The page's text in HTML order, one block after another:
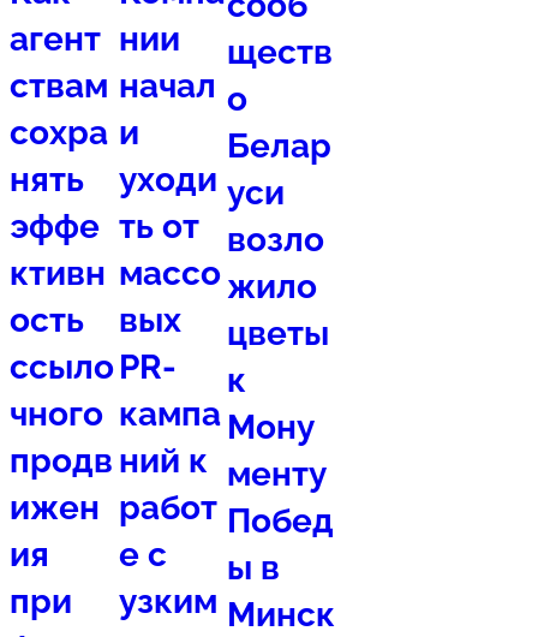
агент
ствам
сохра
нять
эффе
ктивн
ость
ссыло
чного
продв
ижен
ия
при
нии
начал
и
уходи
ть от
массо
вых
PR-
кампа
ний к
работ
е с
узким
ществ
о
Белар
уси
возло
жило
цветы
к
Мону
менту
Побед
ы в
Минск